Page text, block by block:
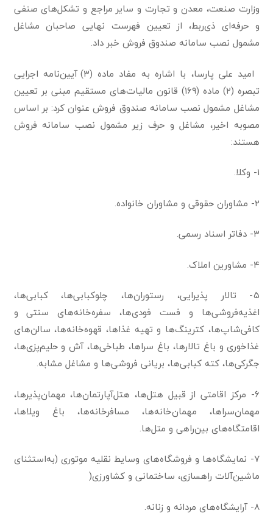
وزارت صنعت، معدن و تجارت و سایر مراجع و تشکل‌های صنفی
و حرفه‌ای ذی‌ربط، از تعیین فهرست نهایی صاحبان مشاغل
مشمول نصب سامانه صندوق فروش خبر داد.
امید علی پارسا، با اشاره به مفاد ماده (۳) آیین‌نامه اجرایی
تبصره (۲) ماده (۱۶۹) قانون مالیات‌های مستقیم مبنی بر تعیین
مشاغل مشمول نصب سامانه صندوق فروش عنوان کرد: بر اساس
مصوبه اخیر، مشاغل و حرف زیر مشمول نصب سامانه فروش
هستند:
۱- وکلا.
۲- مشاوران حقوقی و مشاوران خانواده.
۳- دفاتر اسناد رسمی.
۴- مشاورین املاک.
۵- تالار پذیرایی، رستوران‌ها، چلوکبابی‌ها، کبابی‌ها،
اغذیه‌فروشی‌ها و فست فودی‌ها، سفره‌خانه‌های سنتی و
کافی‌شاپ‌ها، کترینگ‌ها و تهیه غذاها، قهوه‌خانه‌ها، سالن‌های
غذاخوری و باغ تالارها، باغ سراها، طباخی‌ها، آش و حلیم‌پزی‌ها،
جگرکی‌ها، کته کبابی‌ها، بریانی فروشی‌ها و مشاغل مشابه.
۶- مرکز اقامتی از قبیل هتل‌ها، هتل‌آپارتمان‌ها، مهمان‌پذیرها،
مهمان‌سراها، مهمان‌خانه‌ها، مسافرخانه‌ها، باغ ویلاها،
اقامتگاه‌های بین‌راهی و متل‌ها.
۷- نمایشگاه‌ها و فروشگاه‌های وسایط نقلیه موتوری (به‌استثنای
ماشین‌آلات راهسازی، ساختمانی و کشاورزی(
۸- آرایشگاه‌های مردانه و زنانه.